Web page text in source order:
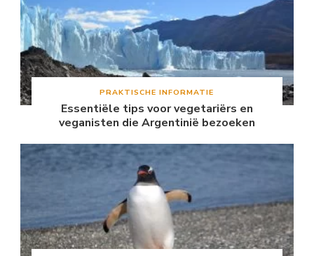
PRAKTISCHE INFORMATIE
Essentiële tips voor vegetariërs en
veganisten die Argentinië bezoeken